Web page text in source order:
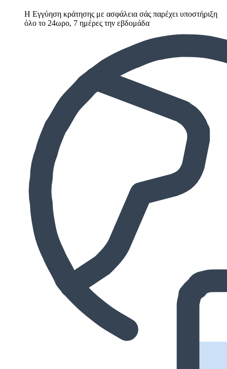
Η Εγγύηση κράτησης με ασφάλεια σάς παρέχει υποστήριξη
όλο το 24ωρο, 7 ημέρες την εβδομάδα